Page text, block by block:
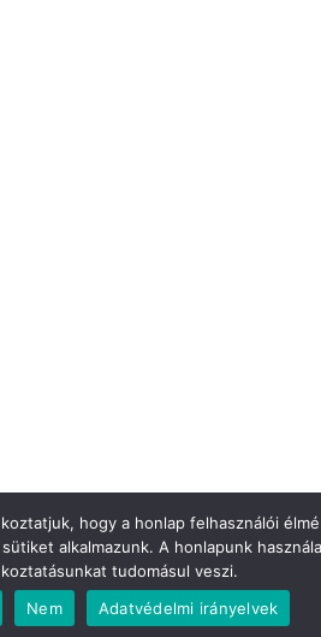
hogy a honlap felhasználói
alkalmazunk. A honlapunk
tudomásul veszi.
Nem Adatvédelmi irányelvek